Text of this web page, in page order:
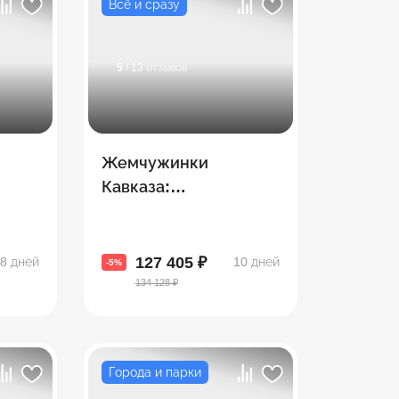
8 дней
Всё и сразу
5 / 13 отзывов
Жемчужинки
Кавказа:
-5% 127 405 ₽
134 128 ₽
10 дней
Города и парки